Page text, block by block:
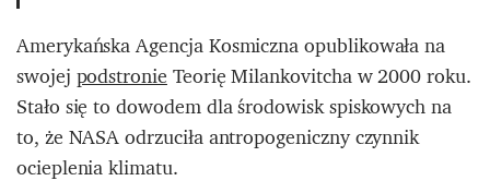
Amerykańska Agencja Kosmiczna opublikowała na
swojejpodstronieTeorię Milankovitcha w 2000 roku.
Stało się to dowodem dla środowisk spiskowych na
to, że NASA odrzuciła antropogeniczny czynnik
ocieplenia klimatu.